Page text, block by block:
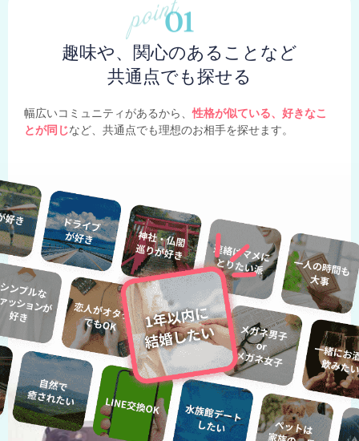
趣味や、関心のあることなど
共通点でも探せる
幅広いコミュニティがあるから、性格が似ている、好きなこ
とが同じなど、共通点でも理想のお相手を探せます。